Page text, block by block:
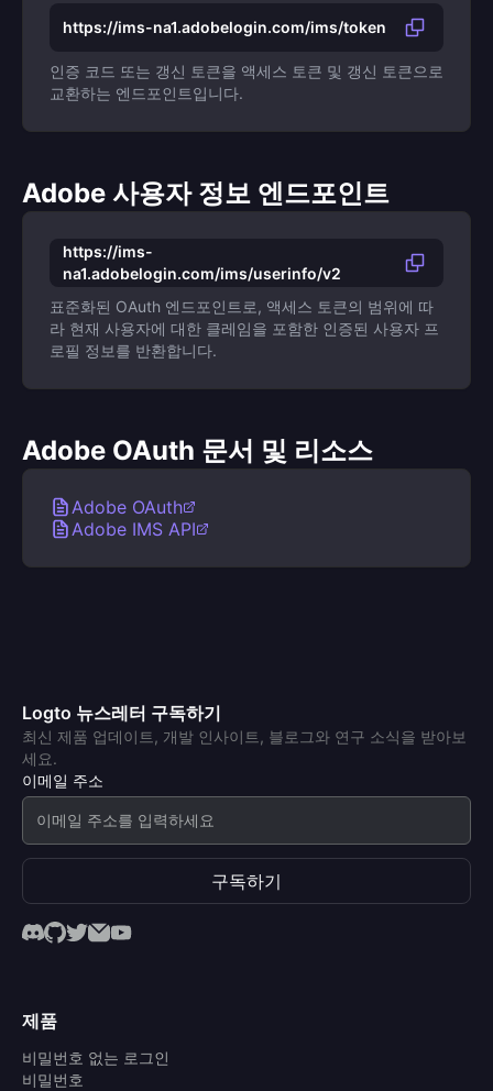
https://ims-na1.adobelogin.com/ims/token
인증 코드 또는 갱신 토큰을 액세스 토큰 및 갱신 토큰으로
교환하는 엔드포인트입니다.
Adobe 사용자 정보 엔드포인트
https://ims-
na1.adobelogin.com/ims/userinfo/v2
표준화된 OAuth 엔드포인트로, 액세스 토큰의 범위에 따
라 현재 사용자에 대한 클레임을 포함한 인증된 사용자 프
로필 정보를 반환합니다.
Adobe OAuth 문서 및 리소스
Adobe OAuth
Adobe IMS API
Logto 뉴스레터 구독하기
최신 제품 업데이트, 개발 인사이트, 블로그와 연구 소식을 받아보
세요.
이메일 주소
구독하기
제품
비밀번호 없는 로그인
비밀번호